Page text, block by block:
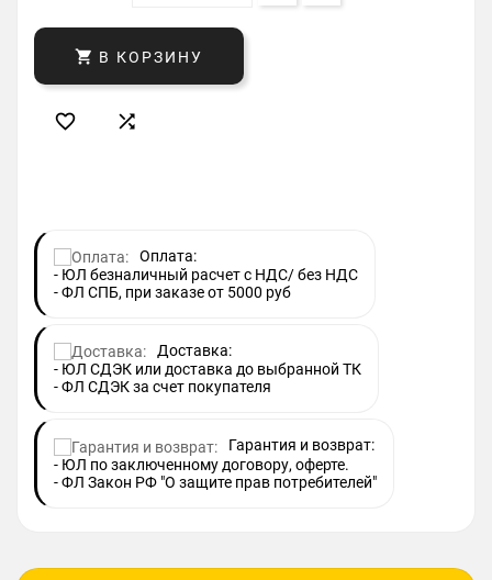
 В КОРЗИНУ
 
Оплата:
- ЮЛ безналичный расчет с НДС/ без НДС
- ФЛ СПБ, при заказе от 5000 руб
Доставка:
- ЮЛ СДЭК или доставка до выбранной ТК
- ФЛ СДЭК за счет покупателя
Гарантия и возврат:
- ЮЛ по заключенному договору, оферте.
- ФЛ Закон РФ "О защите прав потребителей"